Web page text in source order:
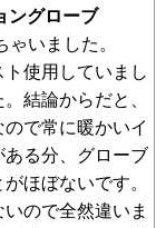
ングローブ
いました。
使用していまし
結論からだと、
で常に暖かいイ
ある分、グローブ
ほぼないです。
ので全然違いま